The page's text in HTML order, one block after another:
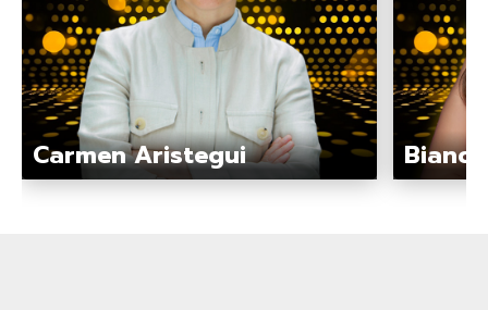
Carmen Aristegui